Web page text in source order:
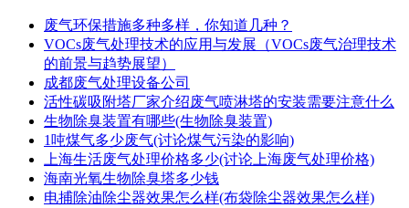
废气环保措施多种多样，你知道几种？
VOCs废气处理技术的应用与发展（VOCs废气治理技术
的前景与趋势展望）
成都废气处理设备公司
活性碳吸附塔厂家介绍废气喷淋塔的安装需要注意什么
生物除臭装置有哪些(生物除臭装置)
1吨煤气多少废气(讨论煤气污染的影响)
上海生活废气处理价格多少(讨论上海废气处理价格)
海南光氧生物除臭塔多少钱
电捕除油除尘器效果怎么样(布袋除尘器效果怎么样)